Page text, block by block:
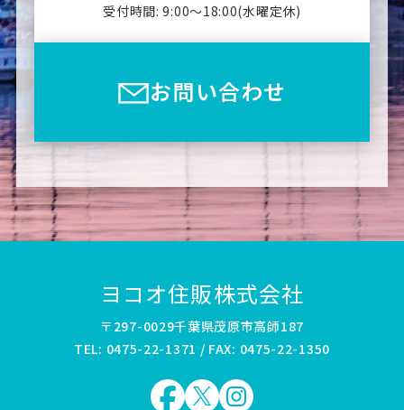
受付時間: 9:00〜18:00(⽔曜定休)
お問い合わせ
ヨコオ住販株式会社
〒297-0029千葉県茂原市高師187
TEL: 0475-22-1371 / FAX: 0475-22-1350